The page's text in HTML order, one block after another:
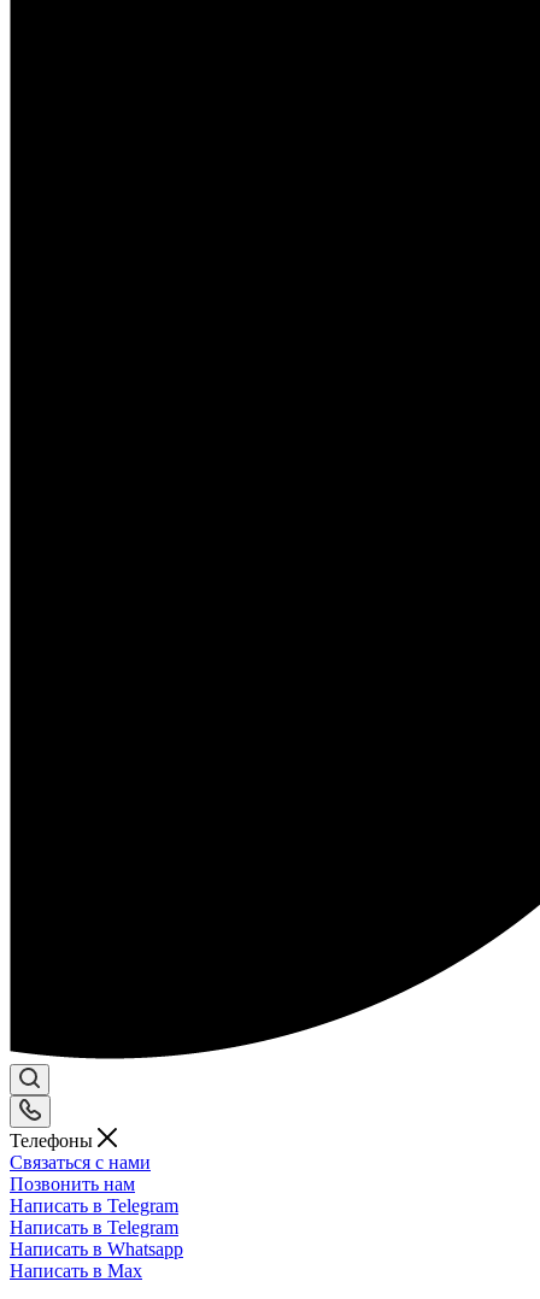
Телефоны
Связаться с нами
Позвонить нам
Написать в Telegram
Написать в Telegram
Написать в Whatsapp
Написать в Max